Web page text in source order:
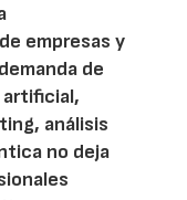
empresas y
de
análisis
no deja